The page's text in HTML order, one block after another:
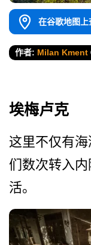
在谷歌地图上
作者: Milan Kment
埃梅卢克
这里不仅有
们数次转入
活。